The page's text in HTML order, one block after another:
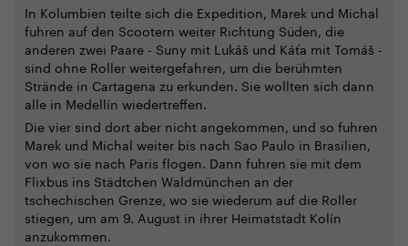
In Kolumbien teilte sich die Expedition, Marek und Michal
fuhren auf den Scootern weiter Richtung Süden, die
anderen zwei Paare - Suny mit Lukáš und Káťa mit Tomáš -
sind ohne Roller weitergefahren, um die berühmten
Strände in Cartagena zu erkunden. Sie wollten sich dann
alle in Medellín wiedertreffen.
Die vier sind dort aber nicht angekommen, und so fuhren
Marek und Michal weiter bis nach Sao Paulo in Brasilien,
von wo sie nach Paris flogen. Dann fuhren sie mit dem
Flixbus ins Städtchen Waldmünchen an der
tschechischen Grenze, wo sie wiederum auf die Roller
stiegen, um am 9. August in ihrer Heimatstadt Kolín
anzukommen.